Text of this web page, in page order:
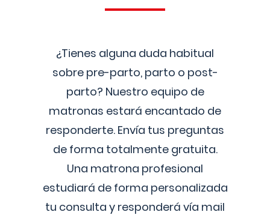
¿Tienes alguna duda habitual
sobre pre-parto, parto o post-
parto? Nuestro equipo de
matronas estará encantado de
responderte. Envía tus preguntas
de forma totalmente gratuita.
Una matrona profesional
estudiará de forma personalizada
tu consulta y responderá vía mail